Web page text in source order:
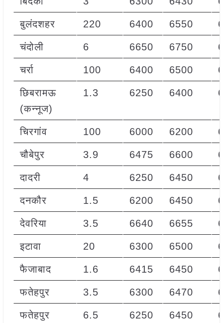
बुलंदशहर 220 6400 6550
चंदोली 6 6650 6750
चर्रा 100 6400 6500
छिबरामऊ
(कन्नूज)
1.3 6250 6400
चिरगांव 100 6000 6200
चौबेपुर 3.9 6475 6600
दादरी 4 6250 6450
दनकौर 1.5 6200 6450
देवरिया 3.5 6640 6655
इटावा 20 6300 6500
फैजाबाद 1.6 6415 6450
फतेहपुर 3.5 6300 6470
फतेहपुर
6.5 6250 6450